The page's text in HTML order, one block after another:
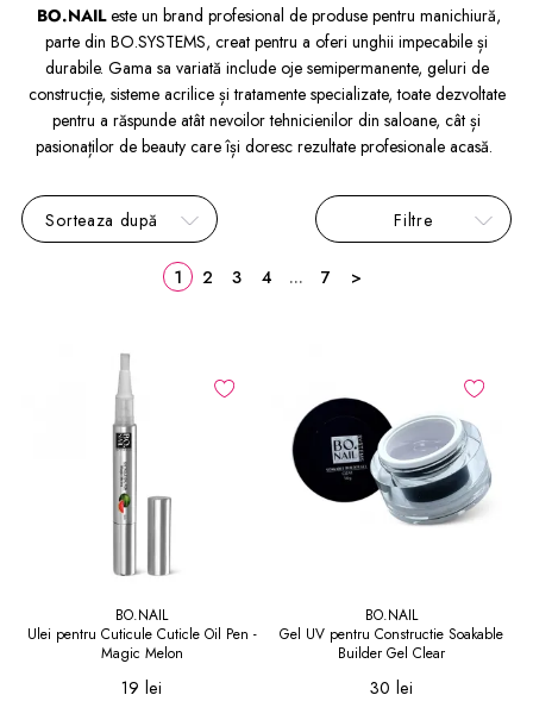
BO.NAILeste un brand profesional de produse pentru manichiură,
parte din BO.SYSTEMS, creat pentru a oferi unghii impecabile și
durabile. Gama sa variată include oje semipermanente, geluri de
construcție, sisteme acrilice și tratamente specializate, toate dezvoltate
pentru a răspunde atât nevoilor tehnicienilor din saloane, cât și
pasionaților de beauty care își doresc rezultate profesionale acasă.
Sorteaza după Filtre
1 2 3 4 ... 7 >
BO.NAIL
Ulei pentru Cuticule Cuticle Oil Pen -
Magic Melon
19 lei
BO.NAIL
Gel UV pentru Constructie Soakable
Builder Gel Clear
30 lei